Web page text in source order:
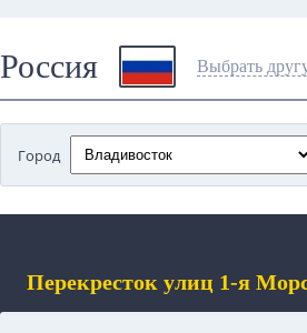
Россия Выбрать
Город
Перекресток улиц 1-я